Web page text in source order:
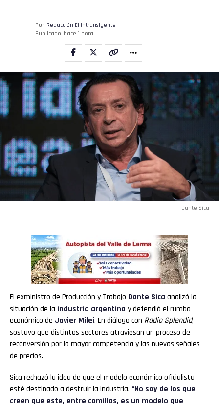
Por Redacción El intransigente
Publicado hace 1 hora
Dante Sica
El exministro de Producción y Trabajo Dante Sica analizó la
situación de la industria argentina y defendió el rumbo
económico de Javier Milei. En diálogo con Radio Splendid,
sostuvo que distintos sectores atraviesan un proceso de
reconversión por la mayor competencia y las nuevas señales
de precios.
Sica rechazó la idea de que el modelo económico oficialista
esté destinado a destruir la industria. “No soy de los que
creen que este, entre comillas, es un modelo que